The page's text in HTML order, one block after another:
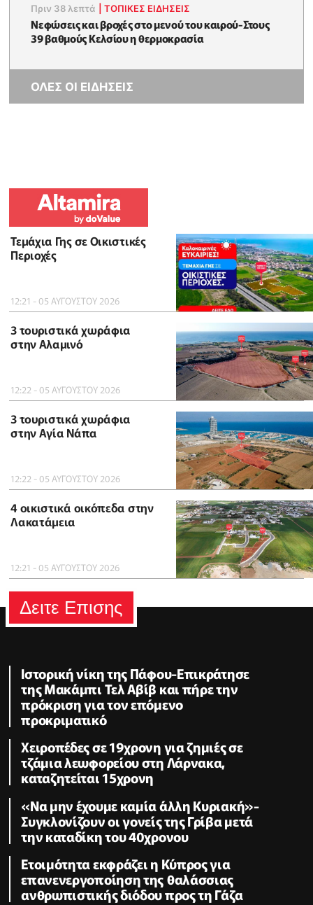
Πριν 38 λεπτά |ΤΟΠΙΚΕΣ ΕΙΔΗΣΕΙΣ
Νεφώσεις και βροχές στο μενού του καιρού-Στους
39 βαθμούς Κελσίου η θερμοκρασία
ΟΛΕΣ ΟΙ ΕΙΔΗΣΕΙΣ
Τεμάχια Γης σε Οικιστικές
Περιοχές
12:21 - 05 ΑΥΓΟΥΣΤΟΥ 2026
3 τουριστικά χωράφια
στην Αλαμινό
12:22 - 05 ΑΥΓΟΥΣΤΟΥ 2026
3 τουριστικά χωράφια
στην Αγία Νάπα
12:22 - 05 ΑΥΓΟΥΣΤΟΥ 2026
4 οικιστικά οικόπεδα στην
Λακατάμεια
12:21 - 05 ΑΥΓΟΥΣΤΟΥ 2026
Δειτε Επισης
Ιστορική νίκη της Πάφου-Επικράτησε
της Μακάμπι Τελ Αβίβ και πήρε την
πρόκριση για τον επόμενο
προκριματικό
Χειροπέδες σε 19χρονη για ζημιές σε
τζάμια λεωφορείου στη Λάρνακα,
καταζητείται 15χρονη
«Να μην έχουμε καμία άλλη Κυριακή»-
Συγκλονίζουν οι γονείς της Γρίβα μετά
την καταδίκη του 40χρονου
Ετοιμότητα εκφράζει η Κύπρος για
επανενεργοποίηση της θαλάσσιας
ανθρωπιστικής διόδου προς τη Γάζα